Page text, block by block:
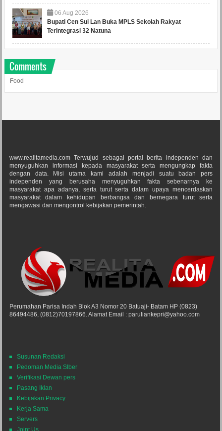
06 Aug 2026
Bupati Cen Sui Lan Buka MPLS Sekolah Rakyat
Terintegrasi 32 Natuna
Comments
Food
www.realitamedia.com Terwujud sebagai portal berita independen dan
menyuguhkan informasi kepada masyarakat serta mengungkap fakta
dengan data. Misi utama kami adalah menjadi suatu badan pers
independen yang berusaha menyuguhkan fakta sebenarnya ke
masyarakat apa adanya, serta turut serta dalam upaya mencerdaskan
masyarakat dalam kehidupan berbangsa dan bernegara turut serta
mengawasi dan mengontrol kebijakan pemerintah.
Perumahan Parisa Indah Blok A3 Nomor 20 Batuaji- Batam HP (0823)
86494486, (0812)70197866. Alamat Email : paruliankepri@yahoo.com
Susunan Redaksi
Pedoman Media SIber
Verifikasi Dewan pers
Pasang Iklan
Kebijakan Privacy
Kerja Sama
Servers
Joint Us